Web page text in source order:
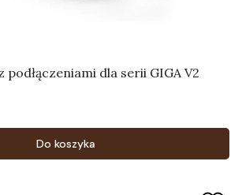
podłączeniami dla serii GIGA V2
Do koszyka